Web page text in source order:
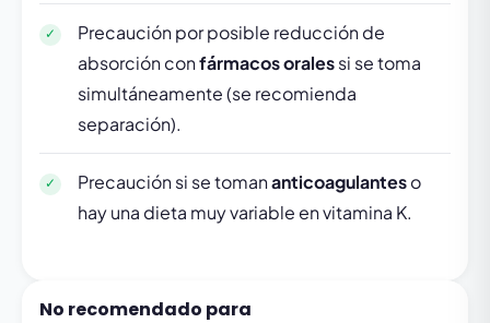
Precaución por posible reducción de
absorción confármacos oralessi se toma
simultáneamente (se recomienda
separación).
Precaución si se tomananticoagulanteso
hay una dieta muy variable en vitamina K.
No recomendado para